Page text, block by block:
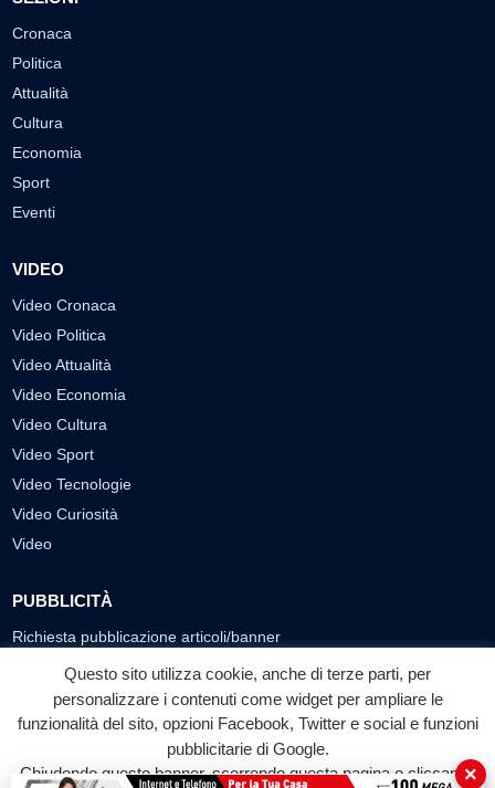
Cronaca
Politica
Attualità
Cultura
Economia
Sport
Eventi
VIDEO
Video Cronaca
Video Politica
Video Attualità
Video Economia
Video Cultura
Video Sport
Video Tecnologie
Video Curiosità
Video
PUBBLICITÀ
Richiesta pubblicazione articoli/banner
SEGUICI SUI SOCIAL
f
Facebook
◎ ▶
YouTube
Questo sito utilizza cookie, anche di terze parti, per
personalizzare i contenuti come widget per ampliare le
funzionalità del sito, opzioni Facebook, Twitter e social e funzioni
pubblicitarie di Google.
Chiudendo questo banner, scorrendo questa pagina o cliccando
×